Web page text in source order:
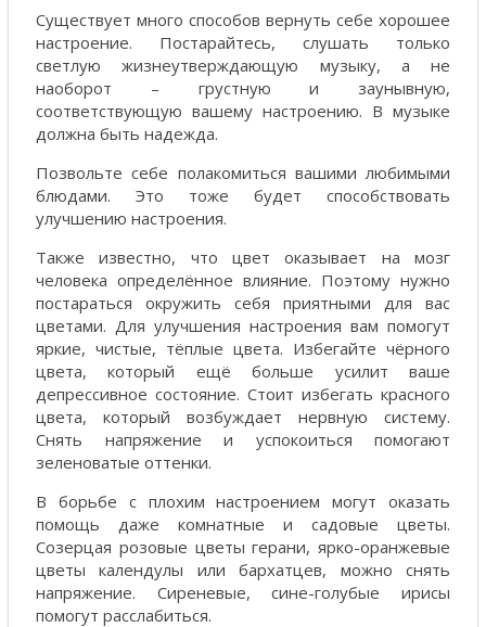
Существует много способов вернуть себе хорошее
настроение. Постарайтесь, слушать только
светлую жизнеутверждающую музыку, а не
наоборот – грустную и заунывную,
соответствующую вашему настроению. В музыке
должна быть надежда.
Позвольте себе полакомиться вашими любимыми
блюдами. Это тоже будет способствовать
улучшению настроения.
Также известно, что цвет оказывает на мозг
человека определённое влияние. Поэтому нужно
постараться окружить себя приятными для вас
цветами. Для улучшения настроения вам помогут
яркие, чистые, тёплые цвета. Избегайте чёрного
цвета, который ещё больше усилит ваше
депрессивное состояние. Стоит избегать красного
цвета, который возбуждает нервную систему.
Снять напряжение и успокоиться помогают
зеленоватые оттенки.
В борьбе с плохим настроением могут оказать
помощь даже комнатные и садовые цветы.
Созерцая розовые цветы герани, ярко-оранжевые
цветы календулы или бархатцев, можно снять
напряжение. Сиреневые, сине-голубые ирисы
помогут расслабиться.